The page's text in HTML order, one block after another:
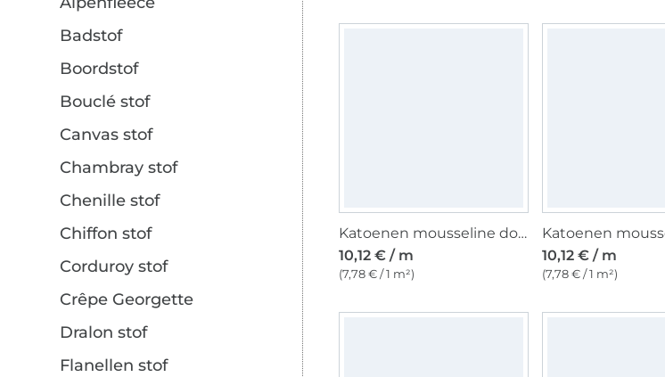
Badstof
Boordstof
Bouclé stof
Canvas stof
Chambray stof
Chenille stof
Chiffon stof
Corduroy stof
Crêpe Georgette
Dralon stof
Flanellen stof
Katoenen mousseline double gauze, bessenkleurig
10,12 € / m
(7,78 € / 1 m²)
10,12 € / m
(7,78 € / 1 m²)